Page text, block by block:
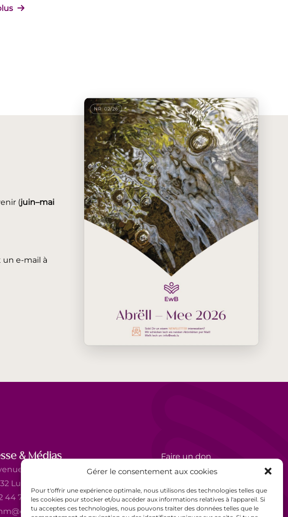
Gérer le consentement aux cookies
Pour t'offrir une expérience optimale, nous utilisons des technologies telles que
les cookies pour stocker et/ou accéder aux informations relatives à l'appareil. Si
tu acceptes ces technologies, nous pouvons traiter des données telles que le
(juin–mai
e-mail à
& Médias
Marie-Thérèse
Luxembourg
44 743 340
Faire un don
Bénévolat
Mentions légales